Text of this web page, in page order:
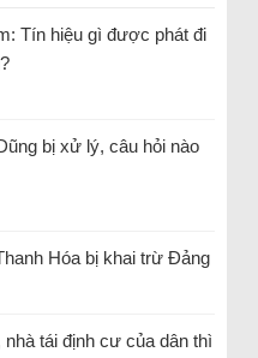
Tín hiệu gì được phát đi
bị xử lý, câu hỏi nào
Hóa bị khai trừ Đảng
tái định cư của dân thì